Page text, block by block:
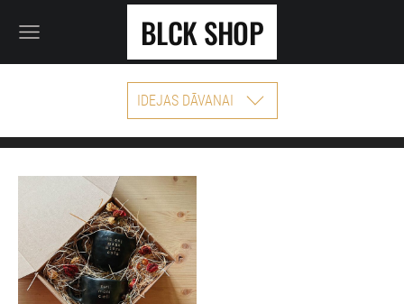
BLCK SHOP
IDEJAS DĀVANAI